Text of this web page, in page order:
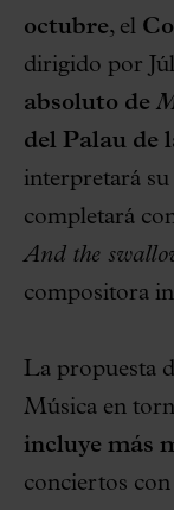
octubre, el
dirigido por
absoluto de
del Palau de
interpretará su
completará
And the
compositora
La propuesta
Música en
incluye más
conciertos con